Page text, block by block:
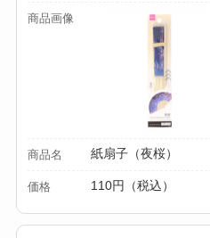
商品画像
商品名 紙扇子（夜桜）
価格 110円（税込）